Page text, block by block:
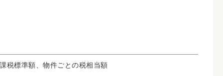
税標準額、物件ごとの税相当額